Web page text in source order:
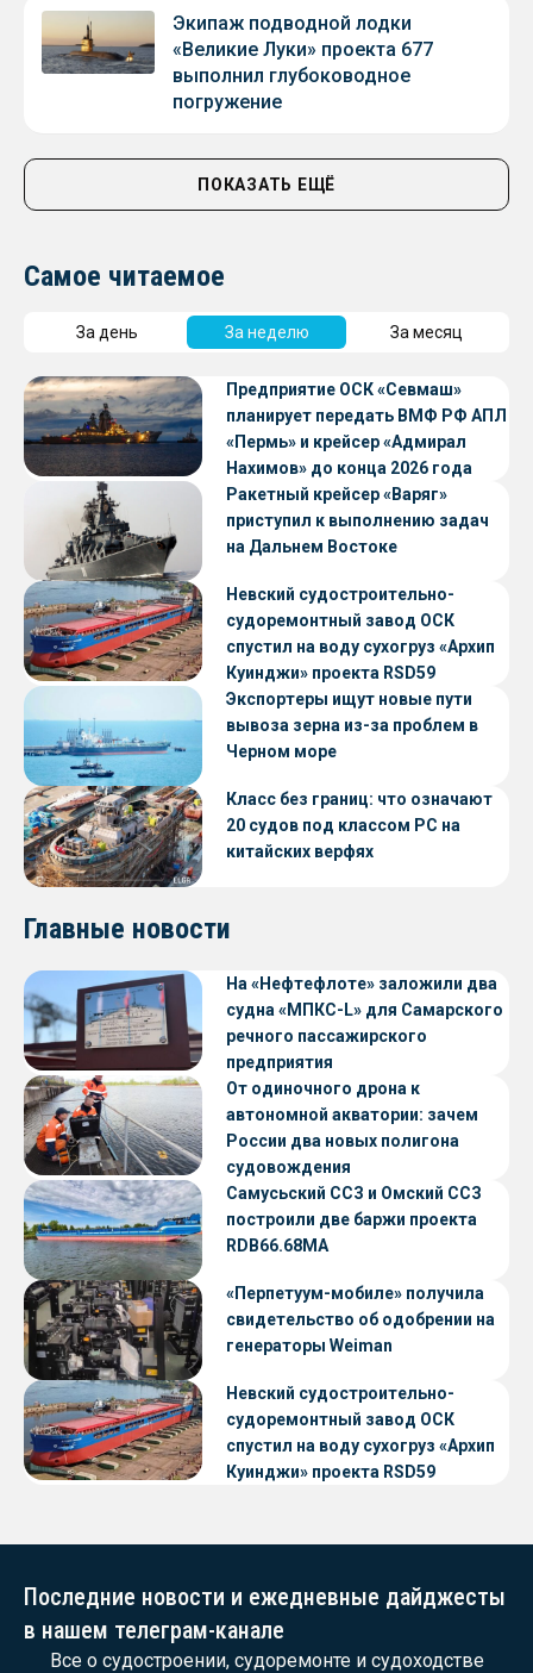
Экипаж подводной лодки
«Великие Луки» проекта 677
выполнил глубоководное
погружение
ПОКАЗАТЬ ЕЩЁ
Самое читаемое
За день За неделю За месяц
Предприятие ОСК «Севмаш»
планирует передать ВМФ РФ АПЛ
«Пермь» и крейсер «Адмирал
Нахимов» до конца 2026 года
Ракетный крейсер «Варяг»
приступил к выполнению задач
на Дальнем Востоке
Невский судостроительно-
судоремонтный завод ОСК
спустил на воду сухогруз «Архип
Куинджи» проекта RSD59
Экспортеры ищут новые пути
вывоза зерна из-за проблем в
Черном море
Класс без границ: что означают
20 судов под классом РС на
китайских верфях
Главные новости
На «Нефтефлоте» заложили два
судна «МПКС-L» для Самарского
речного пассажирского
предприятия
От одиночного дрона к
автономной акватории: зачем
России два новых полигона
судовождения
Самусьский ССЗ и Омский ССЗ
построили две баржи проекта
RDB66.68МА
«Перпетуум-мобиле» получила
свидетельство об одобрении на
генераторы Weiman
Невский судостроительно-
судоремонтный завод ОСК
спустил на воду сухогруз «Архип
Куинджи» проекта RSD59
Последние новости и ежедневные дайджесты
в нашем телеграм-канале
Все о судостроении, судоремонте и судоходстве